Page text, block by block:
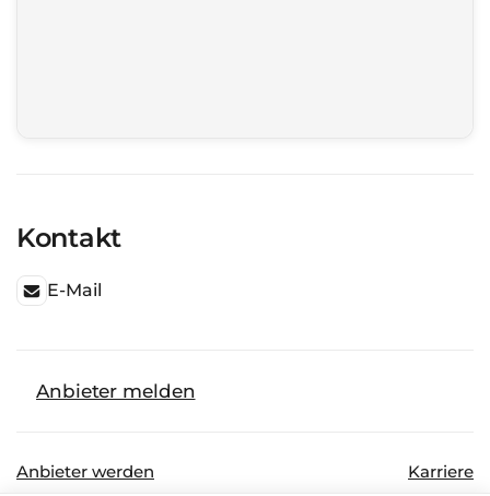
Kontakt
E-Mail
Anbieter melden
Anbieter werden Karriere